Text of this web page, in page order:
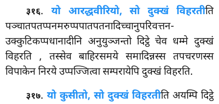
३१६. यो आरद्धवीरियो, सो दुक्खं विहरतीति
पञ्चातपतप्पनमरुप्पपातपतनादिच्चानुपरिवत्तन-
उक्कुटिकप्पधानादीनि अनुयुञ्जन्तो दिट्ठे चेव धम्मे दुक्खं
विहरति , तस्सेव बाहिरसमये समादिन्नस्स तपचरणस्स
विपाकेन निरये उप्पज्जित्वा सम्परायेपि दुक्खं विहरति.
३१७. यो कुसीतो, सो दुक्खं विहरतीति अयम्पि दिट्ठे